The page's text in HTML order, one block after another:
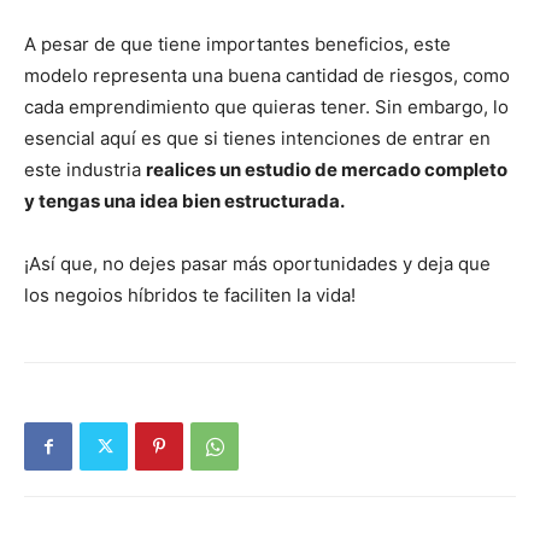
A pesar de que tiene importantes beneficios, este
modelo representa una buena cantidad de riesgos, como
cada emprendimiento que quieras tener. Sin embargo, lo
esencial aquí es que si tienes intenciones de entrar en
este industria realices un estudio de mercado completo
y tengas una idea bien estructurada.
¡Así que, no dejes pasar más oportunidades y deja que
los negoios híbridos te faciliten la vida!